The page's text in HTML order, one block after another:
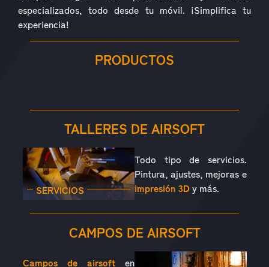
especializados, todo desde tu móvil. ¡Simplifica tu
experiencia!
PRODUCTOS
ACCESORIOS
TALLERES DE AIRSOFT
SERVICIOS
Todo tipo de servicios.
Pintura, ajustes, mejoras e
impresión 3D y más.
CAMPOS DE AIRSOFT
Campos de airsoften